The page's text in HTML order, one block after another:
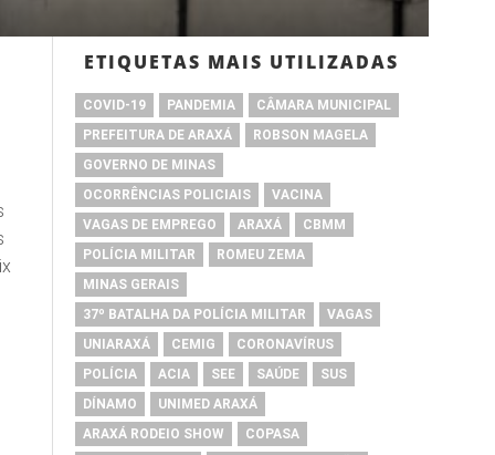
ETIQUETAS MAIS UTILIZADAS
COVID-19 PANDEMIA
CÂMARA MUNICIPAL
PREFEITURA DE ARAXÁ
ROBSON MAGELA
GOVERNO DE MINAS
OCORRÊNCIAS POLICIAIS
VACINA
VAGAS DE EMPREGO
ARAXÁ
CBMM
POLÍCIA MILITAR
ROMEU ZEMA
MINAS GERAIS
37º BATALHA DA POLÍCIA MILITAR
VAGAS
UNIARAXÁ
CEMIG
CORONAVÍRUS
POLÍCIA
ACIA SEE SAÚDE
SUS
DÍNAMO
UNIMED ARAXÁ
ARAXÁ RODEIO SHOW
COPASA